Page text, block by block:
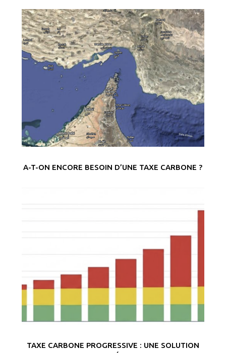
A-T-ON ENCORE BESOIN D’UNE TAXE CARBONE ?
TAXE CARBONE PROGRESSIVE : UNE SOLUTION